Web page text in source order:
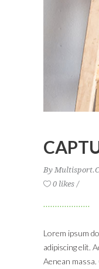
By
0 likes
Lorem ipsum
adipiscing elit.
Aenean